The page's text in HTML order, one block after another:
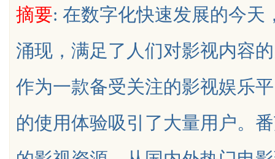
uz
摘要: 在数字化快速发展的今天
涌现，满足了人们对影视内容
作为一款备受关注的影视娱乐
的使用体验吸引了大量用户。